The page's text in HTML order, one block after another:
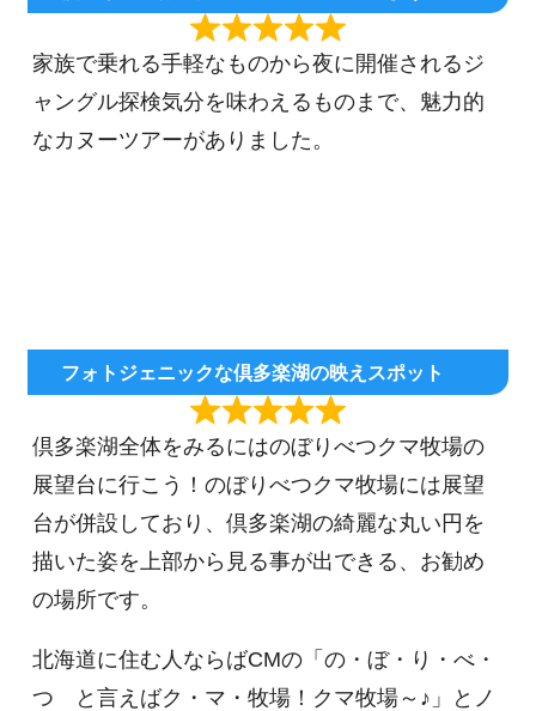
家族で乗れる手軽なものから夜に開催されるジ
ャングル探検気分を味わえるものまで、魅力的
なカヌーツアーがありました。
フォトジェニックな倶多楽湖の映えスポット
倶多楽湖全体をみるにはのぼりべつクマ牧場の
展望台に行こう！のぼりべつクマ牧場には展望
台が併設しており、倶多楽湖の綺麗な丸い円を
描いた姿を上部から見る事が出できる、お勧め
の場所です。
北海道に住む人ならばCMの「の・ぼ・り・べ・
つ と言えばク・マ・牧場！クマ牧場～♪」とノ